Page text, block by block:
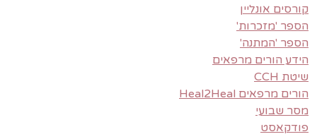
קורסים אונליין
הספר 'מזכרות'
הספר 'המתנה'
הידע הורים מרפאים
שיטת CCH
הורים מרפאים Heal2Heal
מסר שבועי
פודקאסט